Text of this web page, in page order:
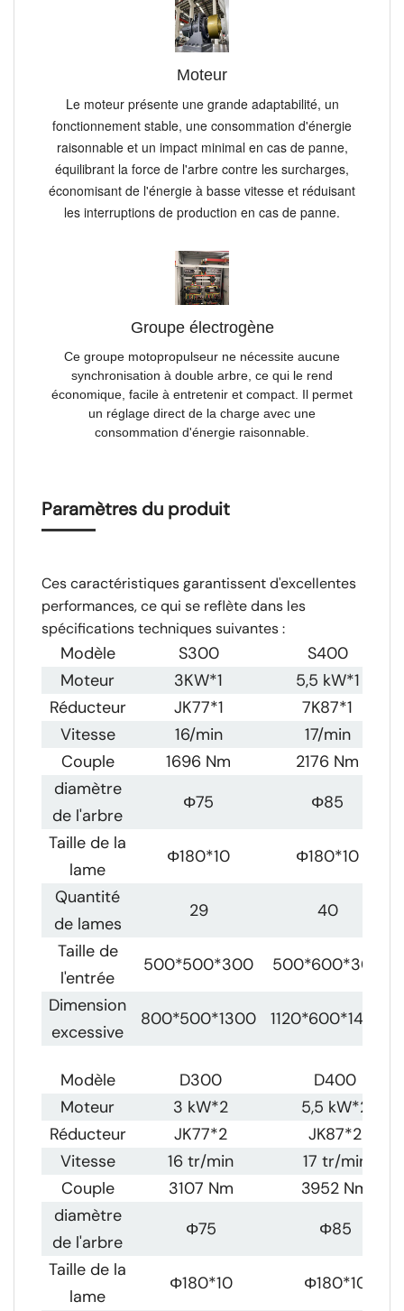
Moteur
Le moteur présente une grande adaptabilité, un
fonctionnement stable, une consommation d'énergie
raisonnable et un impact minimal en cas de panne,
équilibrant la force de l'arbre contre les surcharges,
économisant de l'énergie à basse vitesse et réduisant
les interruptions de production en cas de panne.
Groupe électrogène
Ce groupe motopropulseur ne nécessite aucune
synchronisation à double arbre, ce qui le rend
économique, facile à entretenir et compact. Il permet
un réglage direct de la charge avec une
consommation d'énergie raisonnable.
Paramètres du produit
Ces caractéristiques garantissent d'excellentes
performances, ce qui se reflète dans les
spécifications techniques suivantes :
Modèle S300
S400
Moteur
3KW*1
5,5 kW*1
Réducteur
JK77*1
7K87*1
Vitesse
16/min 17/min
Couple
1696 Nm
2176 Nm
diamètre
de l'arbre
Φ75
Φ85
Taille de la
lame
Φ180*10
Φ180*10
Quantité
de lames
29
40
Taille de
l'entrée
500*500*300
500*600*300
Dimension
excessive
800*500*1300 1120*600*1480
Modèle D300
D400
Moteur
3 kW*2
5,5 kW*2
Réducteur
JK77*2
JK87*2
Vitesse
16 tr/min
17 tr/min
Couple
3107 Nm
3952 Nm
diamètre
de l'arbre
Φ75
Φ85
Taille de la
lame
Φ180*10
Φ180*10